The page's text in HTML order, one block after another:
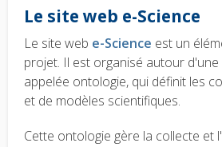
Le site web e-Science
Le site web e-Science est un
projet. Il est organisé autour
appelée ontologie, qui définit les
et de modèles scientifiques.
Cette ontologie gère la collecte et